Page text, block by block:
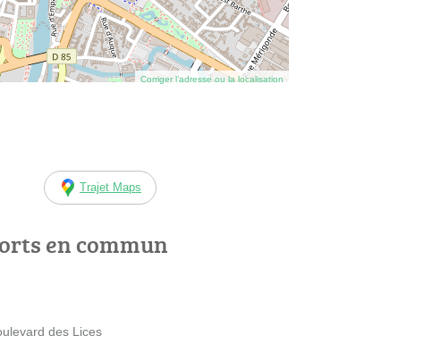
Corriger l’adresse ou la localisation
Trajet Maps
en commun
des Lices